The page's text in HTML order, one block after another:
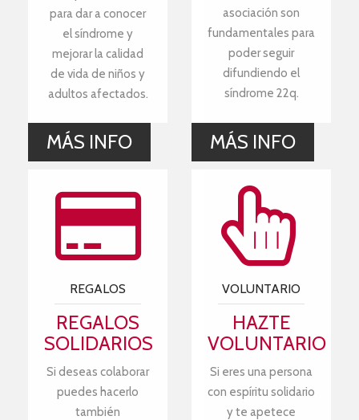
para dar a conocer
el síndrome y
mejorar la calidad
de vida de niños y
adultos afectados.
MÁS INFO
asociación son
fundamentales para
poder seguir
difundiendo el
síndrome 22q.
MÁS INFO
REGALOS
REGALOS
SOLIDARIOS
Si deseas colaborar
puedes hacerlo
también
VOLUNTARIO
HAZTE
VOLUNTARIO
Si eres una persona
con espíritu solidario
y te apetece